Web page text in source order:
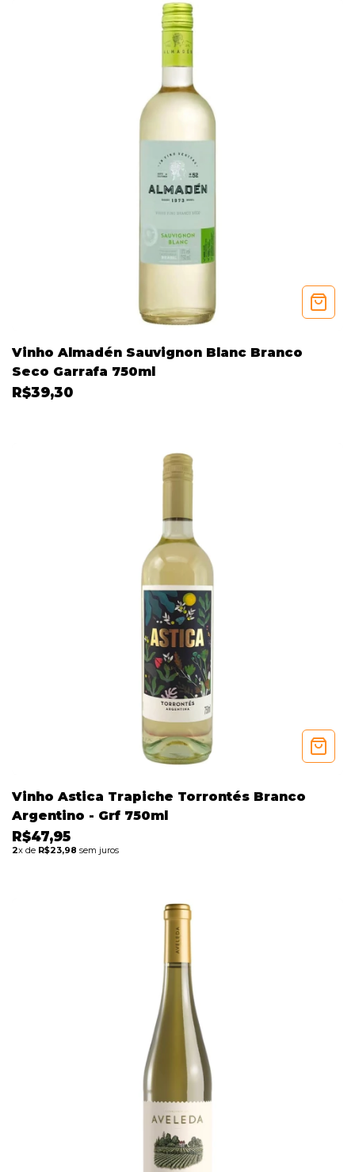
Vinho Almadén Sauvignon Blanc Branco
Seco Garrafa 750ml
R$39,30
Vinho Astica Trapiche Torrontés Branco
Argentino - Grf 750ml
R$47,95
2x de R$23,98 sem juros